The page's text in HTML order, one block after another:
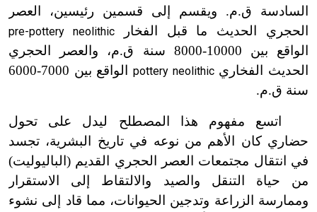
السادسة ق.م. ويقسم إلى قسمين رئيسين، العصر
الحجري الحديث ما قبل الفخارpre-pottery neolithic
الواقع بين 10000 -
8000 سنة ق.م، والعصر الحجري
الحديث الفخاريpottery neolithic الواقع بين 7000 -
6000
سنة ق.م.
اتسع مفهوم هذا المصطلح ليدل على تحول
حضاري كان الأهم من نوعه في تاريخ البشرية، تجسد
في انتقال مجتمعات العصر الحجري القديم (الباليوليت)
من حياة التنقل والصيد والالتقاط إلى الاستقرار
وممارسة الزراعة وتدجين الحيوانات، مما قاد إلى نشوء